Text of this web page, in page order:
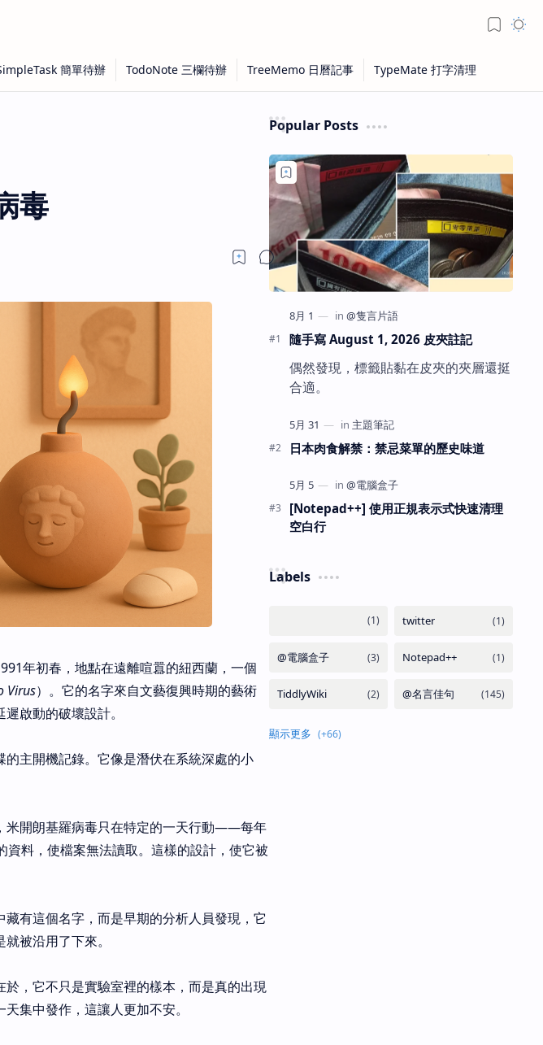
毒
年初春，地點在遠離喧囂的紐西蘭，一個
Virus）。它的名字來自文藝復興時期的藝術
啟動的破壞設計。
主開機記錄。它像是潛伏在系統深處的小
米開朗基羅病毒只在特定的一天行動——每年
料，使檔案無法讀取。這樣的設計，使它被
有這個名字，而是早期的分析人員發現，它
被沿用了下來。
，它不只是實驗室裡的樣本，而是真的出現
集中發作，這讓人更加不安。
Popular Posts
隨手寫 August 1, 2026 皮夾註記
偶然發現，標籤貼黏在皮夾的夾層還挺
合適。
日本肉食解禁：禁忌菜單的歷史味道
[Notepad++] 使用正規表示式快速清理
空白行
Labels